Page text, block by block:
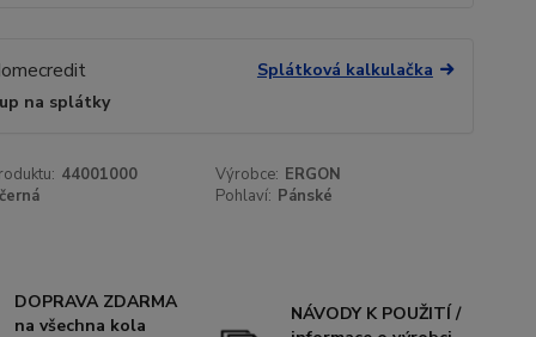
Splátková kalkulačka
na splátky
44001000 Výrobce: ERGON
černá Pohlaví: Pánské
DOPRAVA ZDARMA
na všechna kola
NÁVODY K POUŽITÍ /